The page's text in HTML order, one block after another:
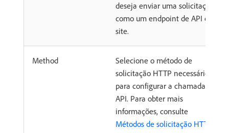
deseja enviar uma solicitação,
como um endpoint de API ou
site.
Method
Selecione o método de
solicitação HTTP necessário
para configurar a chamada de
API. Para obter mais
informações, consulte
Métodos de solicitação HTTP